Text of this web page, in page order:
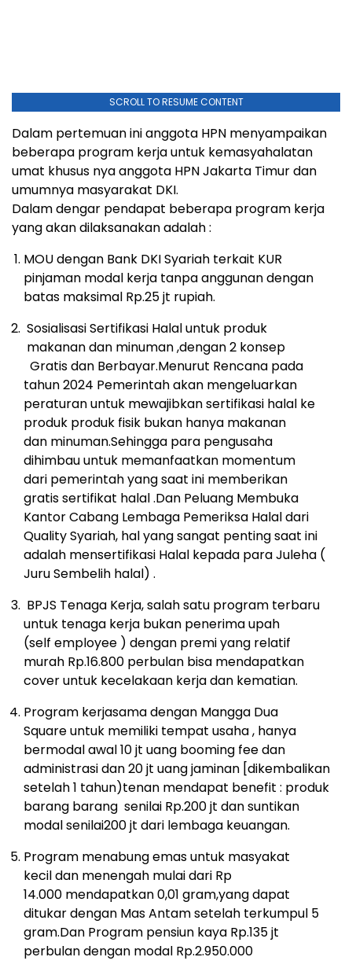
SCROLL TO RESUME CONTENT
Dalam pertemuan ini anggota HPN menyampaikan
beberapa program kerja untuk kemasyahalatan
umat khusus nya anggota HPN Jakarta Timur dan
umumnya masyarakat DKI.
Dalam dengar pendapat beberapa program kerja
yang akan dilaksanakan adalah :
MOU dengan Bank DKI Syariah terkait KUR
pinjaman modal kerja tanpa anggunan dengan
batas maksimal Rp.25 jt rupiah.
Sosialisasi Sertifikasi Halal untuk produk
makanan dan minuman ,dengan 2 konsep
Gratisdan Berbayar.Menurut Rencana pada
tahun2024 Pemerintah akan mengeluarkan
peraturanuntuk mewajibkan sertifikasi halal ke
produk produk fisik bukan hanya makanan
dan minuman.Sehingga para pengusaha
dihimbau untuk memanfaatkan momentum
dari pemerintah yang saat ini memberikan
gratis sertifikat halal .Dan Peluang Membuka
KantorCabang Lembaga Pemeriksa Halal dari
QualitySyariah, hal yang sangat penting saat ini
adalah mensertifikasi Halal kepada para Juleha (
JuruSembelih halal) .
BPJS Tenaga Kerja, salah satu program terbaru
untuk tenaga kerja bukan penerima upah
(self employee ) dengan premi yang relatif
murah Rp.16.800 perbulan bisa mendapatkan
coveruntuk kecelakaan kerja dan kematian.
Program kerjasama dengan Mangga Dua
Squareuntuk memiliki tempat usaha , hanya
bermodalawal 10 jt uang booming fee dan
administrasidan20 jt uang jaminan [dikembalikan
setelah 1 tahun)tenan mendapat benefit : produk
barang barang senilai Rp.200 jt dan suntikan
modalsenilai200 jt dari lembaga keuangan.
Program menabung emas untuk masyakat
kecildan menengah mulai dari Rp
14.000 mendapatkan 0,01 gram,yang dapat
ditukardengan Mas Antam setelah terkumpul 5
gram.Dan Program pensiun kaya Rp.135 jt
perbulandengan modal Rp.2.950.000